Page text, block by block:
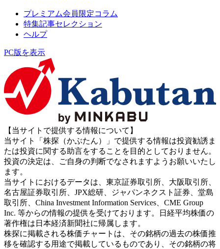
プレミアム会員限定コラム
特集記事セレクション
ヘルプ
PC版を表示
【当サイトで提供する情報について】
当サイト「株探（かぶたん）」で提供する情報は投資勧誘ま
たは投資に関する助言をすることを目的としておりません。
投資の決定は、ご自身の判断でなされますようお願いいたし
ます。
当サイトにおけるデータは、東京証券取引所、大阪取引所、
名古屋証券取引所、JPX総研、ジャパンネクスト証券、堂島
取引所、China Investment Information Services、CME Group
Inc. 等からの情報の提供を受けております。日経平均株価の
著作権は日本経済新聞社に帰属します。
株探に掲載される株価チャートは、その銘柄の過去の株価推
移を確認する用途で掲載しているものであり、その銘柄の将